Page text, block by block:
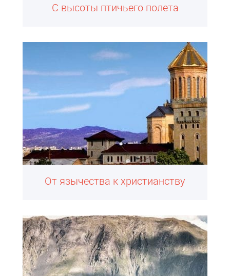
С высоты птичьего полета
От язычества к христианству